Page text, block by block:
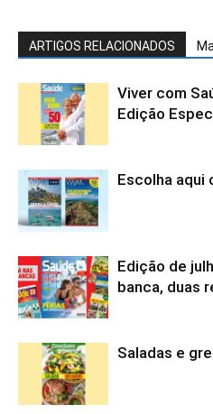
ARTIGOS RELACIONADOS
Viver com
Edição
Escolha aqui
Edição de
banca, duas
Saladas e